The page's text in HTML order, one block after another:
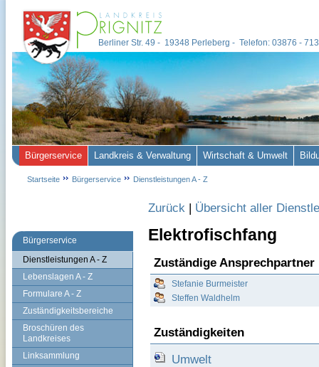
Bürgerservice
Dienstleistungen A - Z
Lebenslagen A - Z
Formulare A - Z
Zuständigkeitsbereiche
Broschüren des
Landkreises
Linksammlung
Zurück | Übersicht aller
Elektrofischfang
Zuständige Ansprechpartner
Stefanie Burmeister
Steffen Waldhelm
Zuständigkeiten
Umwelt
Berliner Str. 49 - 19348 Perleberg - Telefon: 03876 -
Bürgerservice Landkreis & Verwaltung Wirtschaft & Umwelt
Startseite Bürgerservice Dienstleistungen A - Z